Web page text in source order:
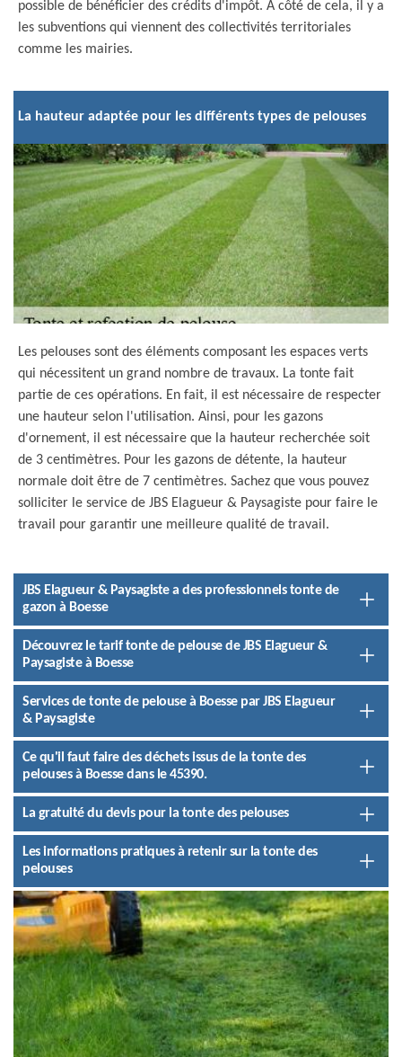
possible de bénéficier des crédits d'impôt. À côté de cela, il y a
les subventions qui viennent des collectivités territoriales
comme les mairies.
La hauteur adaptée pour les différents types de pelouses
Les pelouses sont des éléments composant les espaces verts
qui nécessitent un grand nombre de travaux. La tonte fait
partie de ces opérations. En fait, il est nécessaire de respecter
une hauteur selon l'utilisation. Ainsi, pour les gazons
d'ornement, il est nécessaire que la hauteur recherchée soit
de 3 centimètres. Pour les gazons de détente, la hauteur
normale doit être de 7 centimètres. Sachez que vous pouvez
solliciter le service de JBS Elagueur & Paysagiste pour faire le
travail pour garantir une meilleure qualité de travail.
JBS Elagueur & Paysagiste a des professionnels tonte de
gazon à Boesse
Découvrez le tarif tonte de pelouse de JBS Elagueur &
Paysagiste à Boesse
Services de tonte de pelouse à Boesse par JBS Elagueur
& Paysagiste
Ce qu'il faut faire des déchets issus de la tonte des
pelouses à Boesse dans le 45390.
La gratuité du devis pour la tonte des pelouses
Les informations pratiques à retenir sur la tonte des
pelouses